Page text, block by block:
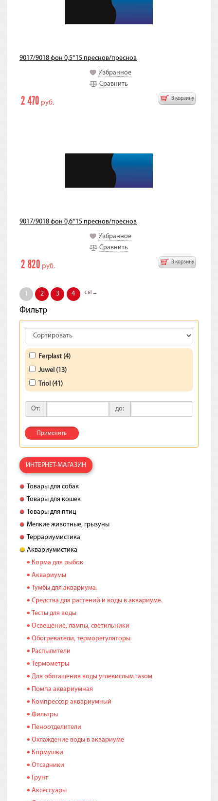
9017/9018 фон 0,5*15 преснов/преснов
Избранное
Сравнить
В корзину
2 470 руб.
9017/9018 фон 0,6*15 преснов/преснов
Избранное
Сравнить
В корзину
2 820 руб.
1 2 3 4 Ctrl →
Фильтр
Ferplast (4)
Juwel (13)
Triol (41)
От: до:
Применить
ИНТЕРНЕТ-МАГАЗИН
Товары для собак
Товары для кошек
Товары для птиц
Мелкие животные, грызуны
Террариумистика
Аквариумистика
Корма для рыбок
Аквариумы
Тумбы для аквариума.
Средства для растений и воды в аквариуме.
Тесты для воды
Освещение, лампы, светильники
Обогреватели, терморегуляторы
Распылители
Термометры
Для обогащения воды углекислым газом
Помпа аквариумная
Компрессор аквариумный
Фильтры
Пеноотделители
Охлаждение воды в аквариуме
Кормушки
Отсадники
Грунт
Аксессуары